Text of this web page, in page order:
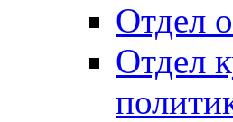
Отдел
Отдел